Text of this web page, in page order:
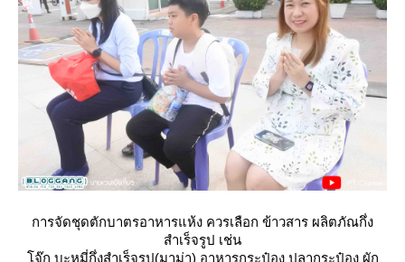
การจัดชุดตักบาตรอาหารแห้ง ควรเลือก ข้าวสาร ผลิตภัณกึ่ง
สำเร็จรูป เช่น
จ๊ก บะหมี่กึ่งสำเร็จรูป(มาม่า) อาหารกระป๋อง ปลากระป๋อง ผัก